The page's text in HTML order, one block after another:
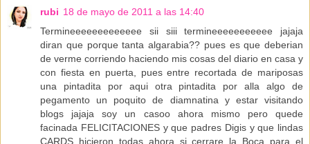
rubi 18 de mayo de 2011 a las 14:40
Termineeeeeeeeeeeee sii siii termineeeeeeeeeee jajaja
diran que porque tanta algarabia?? pues es que deberian
de verme corriendo haciendo mis cosas del diario en casa y
con fiesta en puerta, pues entre recortada de mariposas
una pintadita por aqui otra pintadita por alla algo de
pegamento un poquito de diamnatina y estar visitando
blogs jajaja soy un casoo ahora mismo pero quede
facinada FELICITACIONES y que padres Digis y que lindas
CARDS hicieron todas ahora si cerrare la Boca para el